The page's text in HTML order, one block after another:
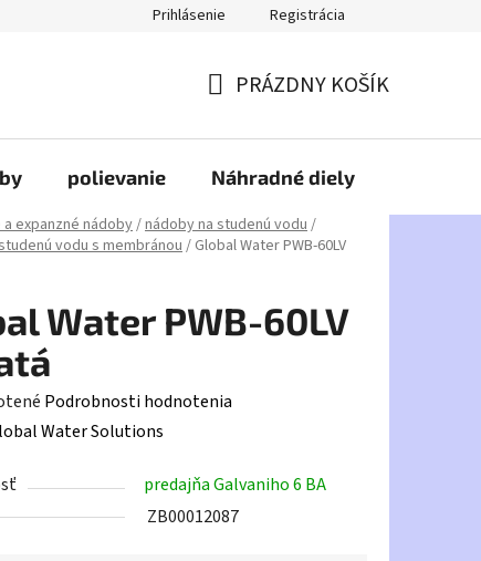
Prihlásenie Registrácia
KOŠÍK
PRÁZDNY KOŠÍK
polievanie Náhradné diely
expanzné nádoby/nádoby na studenú vodu/
vodu s membránou/ Global Water PWB-60LV
Water PWB-60LV
Podrobnosti hodnotenia
Water Solutions
predajňa Galvaniho 6 BA
ZB00012087